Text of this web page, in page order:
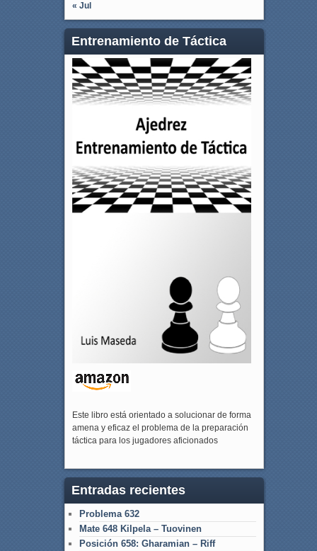
« Jul
Entrenamiento de Táctica
Este libro está orientado a solucionar de forma
amena y eficaz el problema de la preparación
táctica para los jugadores aficionados
Entradas recientes
Problema 632
Mate 648 Kilpela – Tuovinen
Posición 658: Gharamian – Riff